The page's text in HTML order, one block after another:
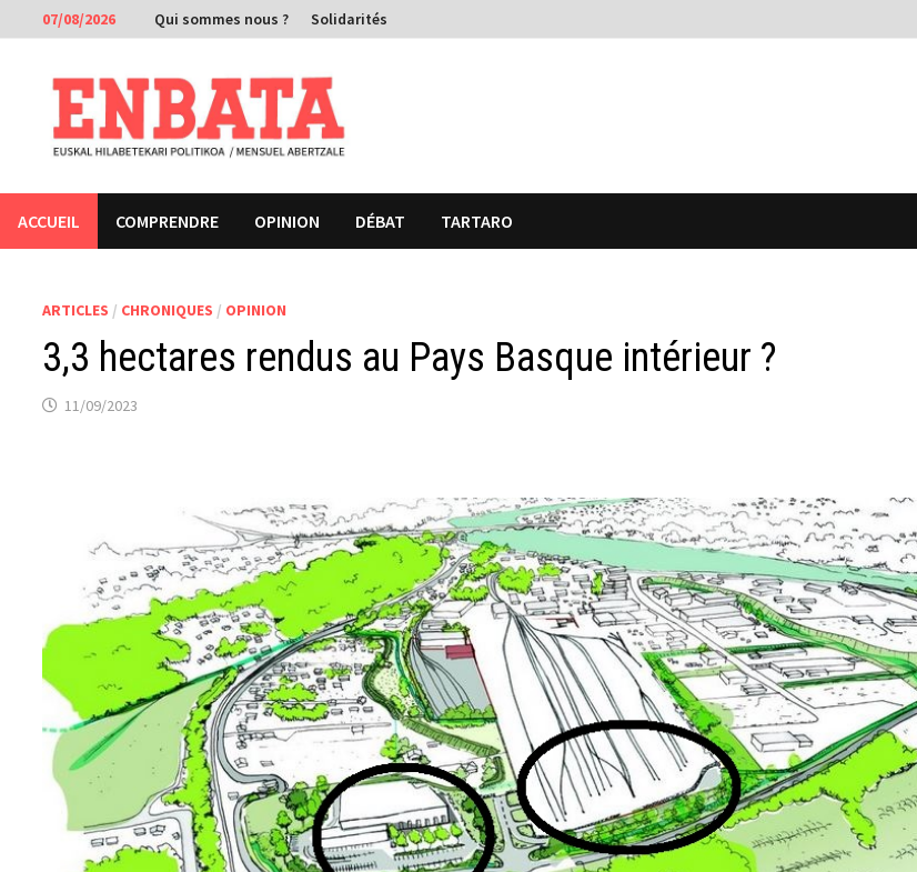
Passer
au
contenu
07/08/2026 Qui sommes nous ? Solidarités
ACCUEIL COMPRENDRE OPINION DÉBAT TARTARO
ARTICLES / CHRONIQUES / OPINION
3,3 hectares rendus au Pays Basque intérieur ?
11/09/2023